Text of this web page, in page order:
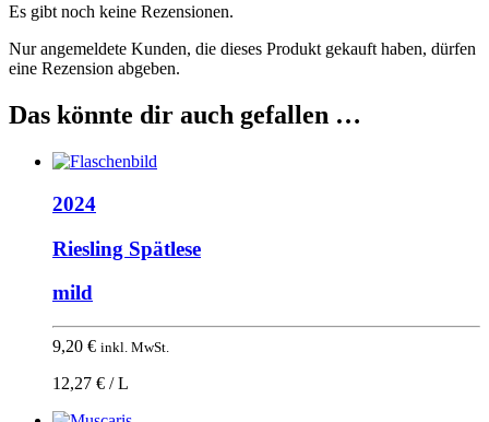
Es gibt noch keine Rezensionen.
Nur angemeldete Kunden, die dieses Produkt gekauft haben, dürfen
eine Rezension abgeben.
Das könnte dir auch gefallen …
2024
Riesling Spätlese
mild
9,20 € inkl. MwSt.
12,27 € / L